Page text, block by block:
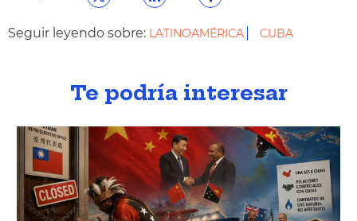
Seguir leyendo sobre: LATINOAMÉRICA CUBA
Te podría interesar